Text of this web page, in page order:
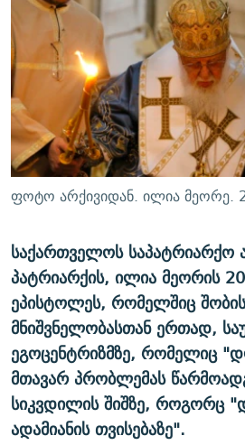
ᲛᲝᲚᲐᲞᲐᲠᲐᲙᲔ ᲢᲔᲥᲡᲢᲔᲑᲘ
ᲨᲘᲜ - ᲣᲪᲮᲝᲔᲗᲨᲘ
ᲚᲘᲢᲔᲠᲐᲢᲣᲠᲣᲚᲘ ᲬᲐᲮᲜᲐᲒᲔᲑᲘ
ᲐᲛᲔᲠᲘᲙᲣᲚᲘ ᲛᲝᲗᲮᲠᲝᲑᲐ
ᲘᲛᲞᲔᲠᲘᲐ ᲓᲐ ᲠᲐᲓᲘᲝ
ᲩᲔᲛᲘ ᲡᲘᲙᲕᲓᲘᲚᲘᲡ ᲛᲘᲖᲔᲖᲘᲐ COVID-19
11 ᲬᲔᲚᲘ - 11 ᲐᲛᲑᲐᲕᲘ
ᲡᲐᲞᲐᲠᲚᲐᲛᲔᲜᲢᲝ ᲐᲠᲩᲔᲕᲜᲔᲑᲘᲡ
ᲑᲐᲕᲨᲕᲔᲑᲘ ᲞᲠᲝᲡᲢᲘᲢᲣᲪᲘᲐᲨᲘ -
5 ᲐᲛᲑᲐᲕᲘ - 20 ᲘᲕᲜᲘᲡᲡ ᲓᲐᲨᲐᲕᲔᲑᲣᲚᲔᲑᲘ
ᲐᲒᲕᲘᲡᲢᲝᲡ ᲝᲛᲘ
ПРИВЕТ ᲙᲣᲚᲢᲣᲠᲐ
ᲒᲐᲛᲝᲘᲬᲔᲠᲔ
რთე/რთ-ის ყველა საიტი
ფოტო არქივიდან. ილია მეორე.
საქართველოს საპატრიარქო
პატრიარქის, ილია მეორის
ეპისტოლეს, რომელშიც
მნიშვნელობასთან ერთად,
ეგოცენტრიზმზე, რომელიც
მთავარ პრობლემას
სიკვდილის შიშზე, როგორც
ადამიანის თვისებაზე".